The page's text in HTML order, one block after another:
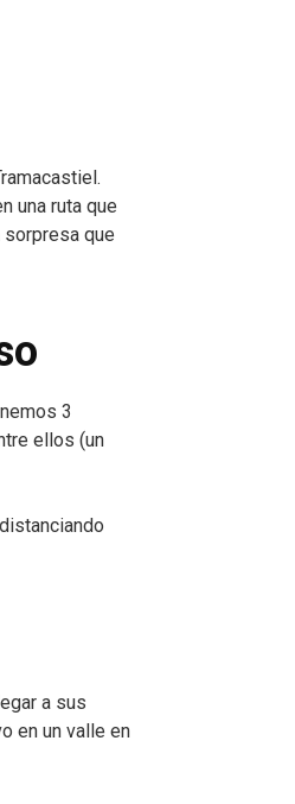
una ruta que
sorpresa que
3
ellos (un
a sus
en un valle en